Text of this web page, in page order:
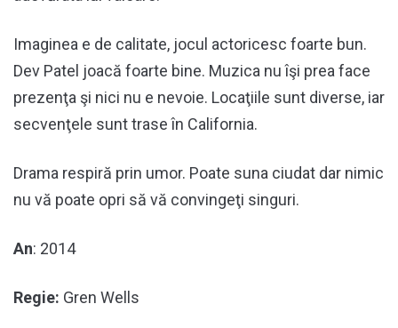
Imaginea e de calitate, jocul actoricesc foarte bun.
Dev Patel joacă foarte bine. Muzica nu îşi prea face
prezenţa şi nici nu e nevoie. Locaţiile sunt diverse, iar
secvenţele sunt trase în California.
Drama respiră prin umor. Poate suna ciudat dar nimic
nu vă poate opri să vă convingeţi singuri.
An: 2014
Regie: Gren Wells